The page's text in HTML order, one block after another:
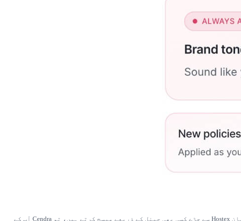
Cendra کی AI لائیو ہونے سے پہلے آپ کی 6 ماہ کی اصل مہمان گفتگو، آپ کے گھر کے قواعد اور آپ کی پالیسیوں کا مطالعہ کرتی ہے۔ جب مہمان Hostex سے جڑے کسی بھی چینل کے ذریعے میسج کرتے ہیں، تو Cendra آپ کے